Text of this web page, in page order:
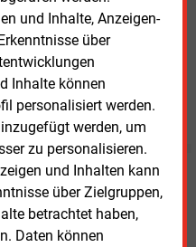
und Inhalte, Anzeigen-
über
Inhalte können
personalisiert werden.
werden, um
zu personalisieren.
und Inhalten kann
über Zielgruppen,
betrachtet haben,
Daten können
eigenen Code ins System
mit Netz und Strommarkt zu
neue Gerät. Kiwigrid macht nun
Dienstag, 26.08.2025, 13:16
mit neuem Digitalchef